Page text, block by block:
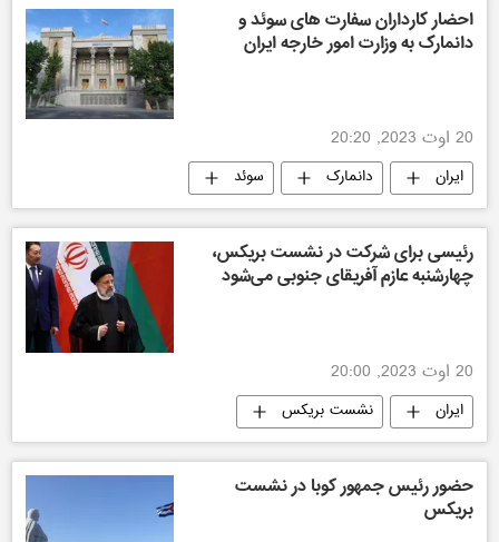
احضار کارداران سفارت های سوئد و
دانمارک به وزارت امور خارجه ایران
20 اوت 2023, 20:20
ایران دانمارک سوئد
رئیسی برای شرکت در نشست بریکس،
چهارشنبه عازم آفریقای جنوبی می‌شود
20 اوت 2023, 20:00
ایران نشست بریکس
حضور رئیس جمهور کوبا در نشست
بریکس